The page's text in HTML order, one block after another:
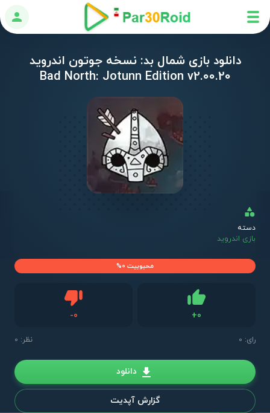
ورود
دانلود بازی شمال بد: نسخه جوتون اندروید
Bad North: Jotunn Edition v2.00.20
دسته
بازی اندروید
+0
-0دیس لایک
رای: 0 نظر: 0
محبوبیت 0%
دانلود
گزارش آپدیت